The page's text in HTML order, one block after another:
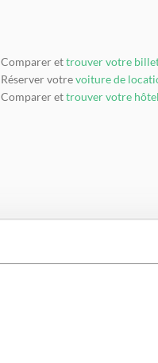
Comparer ettrouver votre
Réserver votrevoiture de
Comparer ettrouver votre hôtel